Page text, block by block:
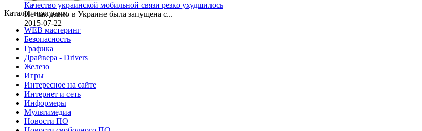
Качество украинской мобильной связи резко ухудшилось
Не так давно в Украине была запущена с...
2015-07-22
Каталог программ
WEB мастеринг
Безопасность
Графика
Драйвера - Drivers
Железо
Игры
Интересное на сайте
Интернет и сеть
Информеры
Мультимедиа
Новости ПО